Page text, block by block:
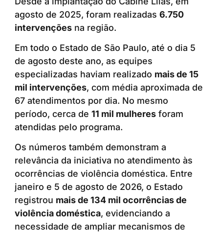
agosto de 2025, foram realizadas 6.750
intervenções na região.
Em todo o Estado de São Paulo, até o dia 5
de agosto deste ano, as equipes
especializadas haviam realizado mais de 15
mil intervenções, com média aproximada de
67 atendimentos por dia. No mesmo
período, cerca de 11 mil mulheres foram
atendidas pelo programa.
Os números também demonstram a
relevância da iniciativa no atendimento às
ocorrências de violência doméstica. Entre
janeiro e 5 de agosto de 2026, o Estado
registrou mais de 134 mil ocorrências de
violência doméstica, evidenciando a
necessidade de ampliar mecanismos de